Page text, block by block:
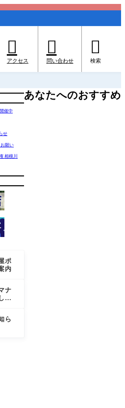

アクセス

問い合わせ

検索
催中
せ
お願い
相模川
ポ
内
ナ
ま
ら
あなたへのおすすめ